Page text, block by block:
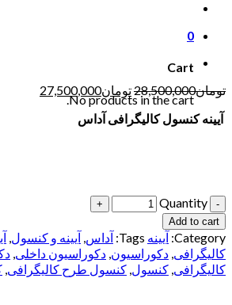
0
Cart
No products in the cart.
تومان28,500,000تومان27,500,000
آیینه کنسول کالیگرافی آداس
Quantity
Add to cart
Category: آیینه Tags: آداس, آیینه و کنسول,
کالیگرافی, دکوراسیون, دکوراسیون داخلی,
کالیگرافی, کنسول, کنسول طرح کالیگرافی,